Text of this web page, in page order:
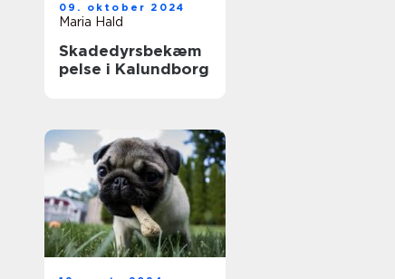
09. oktober 2024
Maria Hald
Skadedyrsbekæm
pelse i Kalundborg